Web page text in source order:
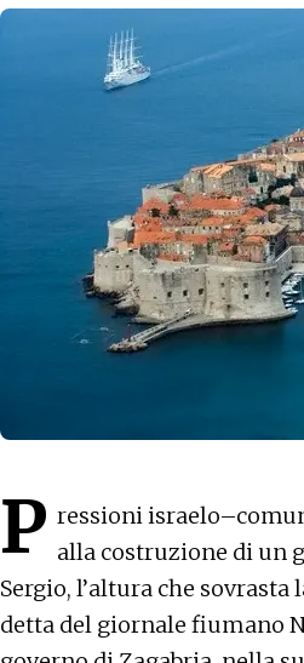
P ressioni
alla costruzione di un
Sergio, l’altura che
detta del giornale fiumano